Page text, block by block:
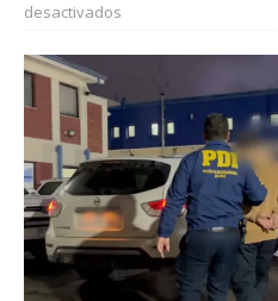
desactivados